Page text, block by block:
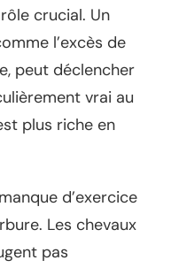
crucial. Un
l’excès de
peut déclencher
vrai au
plus riche en
d’exercice
Les chevaux
pas